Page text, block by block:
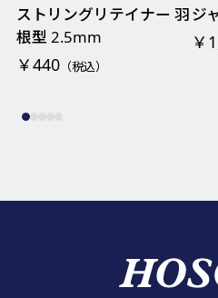
ストリングリテイナー 羽
根型 2.5mm
￥440（税込）
ジ
￥